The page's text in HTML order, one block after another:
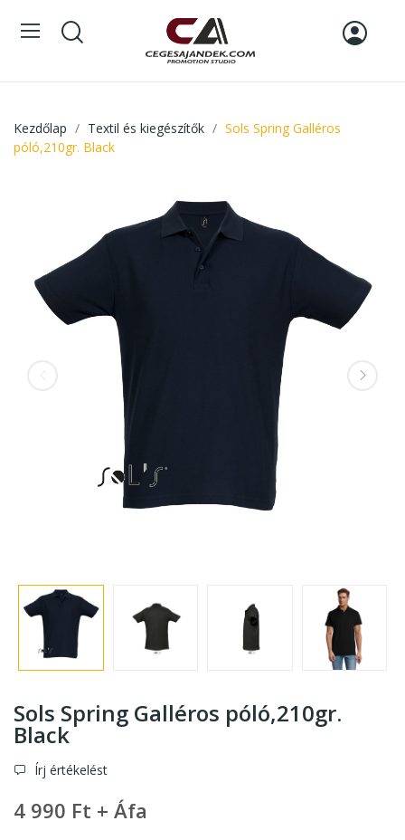
Kezdőlap Textil és kiegészítők
Sols Spring Galléros
póló,210gr. Black
Sols Spring Galléros póló,210gr.
Black
Írj értékelést
4 990 Ft + Áfa